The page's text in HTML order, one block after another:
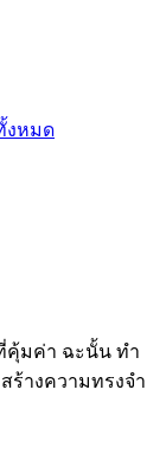
งหมด
คุ้มค่า ฉะนั้น ทำ
ร้างความทรงจำ